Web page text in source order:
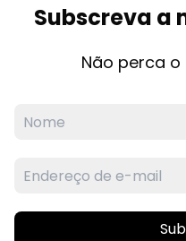
Subscreva a
Não perca o